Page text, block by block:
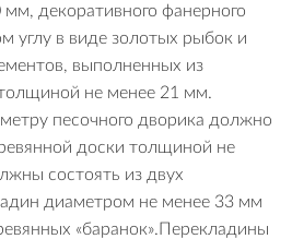
декоративного фанерного
углу в виде золотых рыбок и
выполненных из
не менее 21 мм.
песочного дворика должно
доски толщиной не
состоять из двух
диаметром не менее 33 мм
«баранок».Перекладины